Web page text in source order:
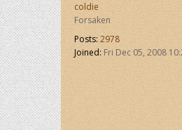
coldie
Forsaken
Posts: 2978
Joined:Fri Dec 05, 2008